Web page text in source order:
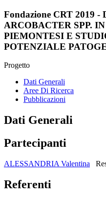
Fondazione CRT 2019
ARCOBACTER SPP.
PIEMONTESI E
POTENZIALE
Progetto
Dati Generali
Aree Di Ricerca
Pubblicazioni
Dati Generali
Partecipanti
ALESSANDRIA Valentina
Referenti